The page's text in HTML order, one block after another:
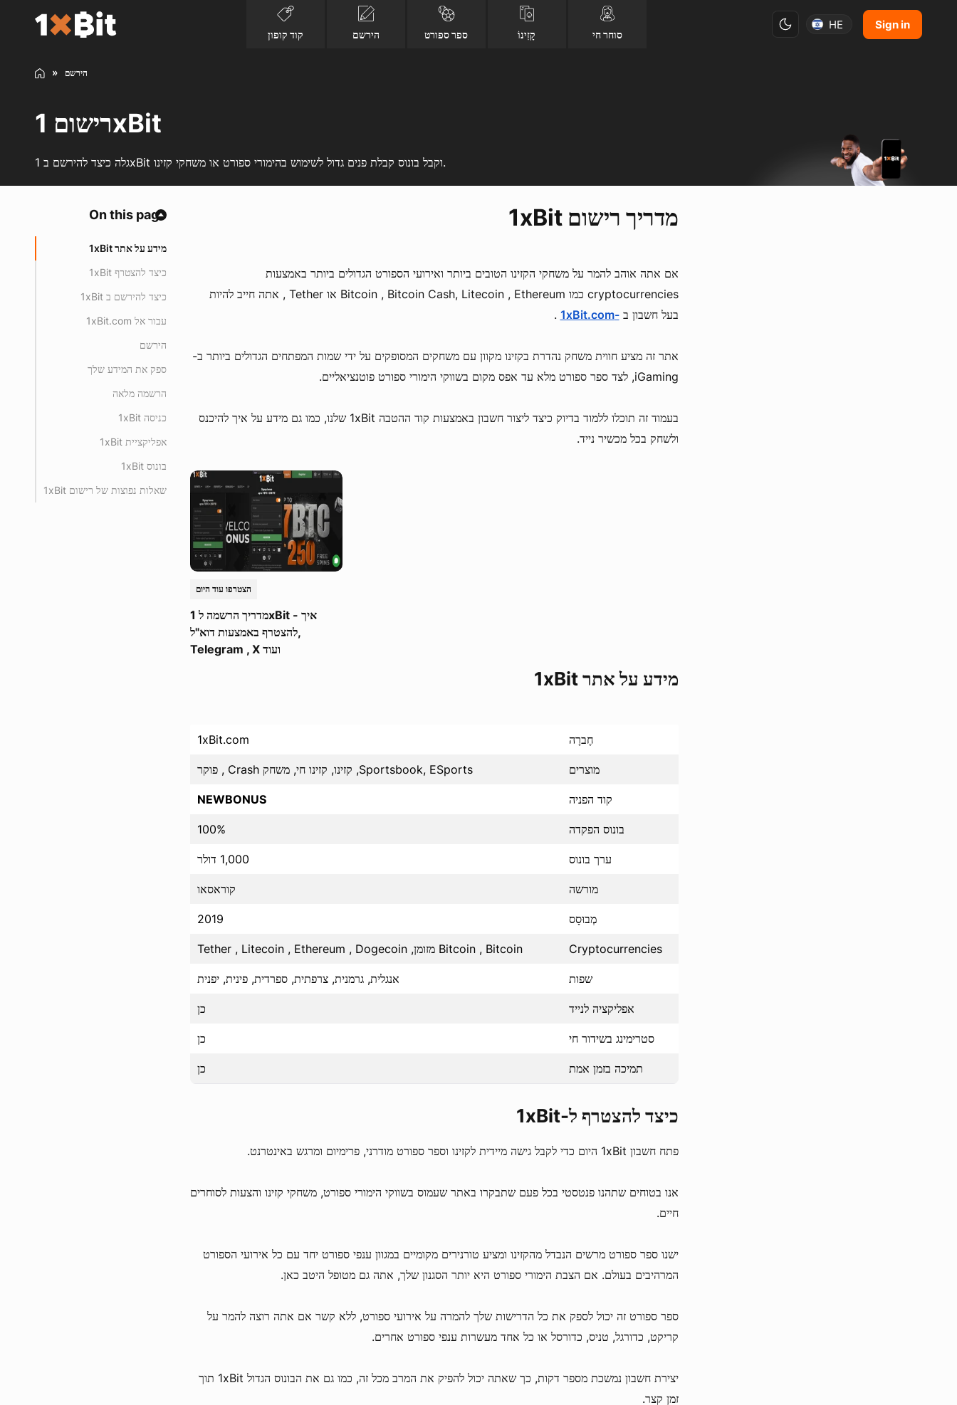
קוד קופון הירשם ספר ספורט קָזִינוֹ סוחר חי
HE Sign in
הירשם
רישום 1xBit
גלה כיצד להירשם ב 1xBit וקבל בונוס קבלת פנים גדול לשימוש בהימורי ספורט או משחקי קזינו.
On this page
מידע על אתר 1xBit
כיצד להצטרף 1xBit
כיצד להירשם ב 1xBit
עבור אל 1xBit.com
הירשם
ספק את המידע שלך
הרשמה מלאה
כניסה 1xBit
אפליקציית 1xBit
בונוס 1xBit
שאלות נפוצות של רישום 1xBit
מדריך רישום 1xBit
אם אתה אוהב להמר על משחקי הקזינו הטובים ביותר ואירועי הספורט הגדולים ביותר באמצעות
cryptocurrencies כמו Bitcoin , Bitcoin Cash, Litecoin , Ethereum או Tether , אתה חייב להיות
בעל חשבון ב-1xBit.com
.
אתר זה מציע חווית משחק נהדרת בקזינו מקוון עם משחקים המסופקים על ידי שמות המפתחים הגדולים ביותר ב-
iGaming, לצד ספר ספורט מלא עד אפס מקום בשווקי הימורי ספורט פוטנציאליים.
בעמוד זה תוכלו ללמוד בדיוק כיצד ליצור חשבון באמצעות קוד ההטבה 1xBit שלנו, כמו גם מידע על איך להיכנס
ולשחק בכל מכשיר נייד.
הצטרפו עוד היום
מדריך הרשמה ל 1xBit - איך
להצטרף באמצעות דוא"ל,
Telegram , X ועוד
מידע על אתר 1xBit
חֶברָה 1xBit.com
מוצרים Sportsbook, ESports, קזינו, קזינו חי, משחק Crash , פוקר
קוד הפניה NEWBONUS
בונוס הפקדה 100%
ערך בונוס 1,000 דולר
מורשה קוראסאו
מְבוּסָס 2019
Cryptocurrencies Bitcoin , Bitcoin מזומן, Tether , Litecoin , Ethereum , Dogecoin
שפות אנגלית, גרמנית, צרפתית, ספרדית, פינית, יפנית
אפליקציה לנייד כן
סטרימינג בשידור חי כן
תמיכה בזמן אמת כן
כיצד להצטרף ל-1xBit
פתח חשבון 1xBit היום כדי לקבל גישה מיידית לקזינו וספר ספורט מודרני, פרימיום ומרגש באינטרנט.
אנו בטוחים שתהנו פנטסטי בכל פעם שתבקרו באתר שעמוס בשווקי הימורי ספורט, משחקי קזינו והצעות לסוחרים
חיים.
ישנו ספר ספורט מרשים הנבדל מהקזינו ומציע טורנירים מקומיים במגוון ענפי ספורט יחד עם כל אירועי הספורט
המרהיבים בעולם. אם הצבת הימורי ספורט היא יותר הסגנון שלך, אתה גם מטופל היטב כאן.
ספר ספורט זה יכול לספק את כל הדרישות שלך להמרה על אירועי ספורט, ללא קשר אם אתה רוצה להמר על
קריקט, כדורגל, טניס, כדורסל או כל אחד מעשרות ענפי ספורט אחרים.
יצירת חשבון נמשכת מספר דקות, כך שאתה יכול להפיק את המרב מכל זה, כמו גם את הבונוס הגדול 1xBit תוך
זמן קצר.